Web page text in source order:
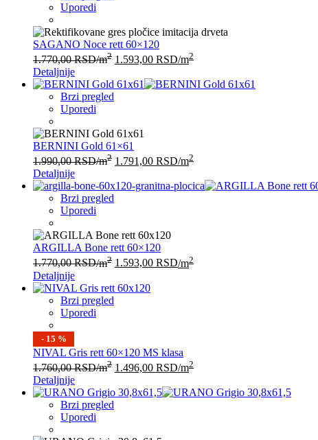
Uporedi
SAGANO Noce rett 60×120
1.770,00RSD/m2 1.593,00 RSD/m2
Detaljnije
Brzi pregled
Uporedi
BERNINI Gold 61×61
1.990,00RSD/m2 1.791,00 RSD/m2
Detaljnije
Brzi pregled
Uporedi
ARGILLA Bone rett 60×120
1.770,00RSD/m2 1.593,00 RSD/m2
Detaljnije
Brzi pregled
Uporedi
- 15 %
NIVAL Gris rett 60×120 MS klasa
1.760,00RSD/m2 1.496,00 RSD/m2
Detaljnije
Brzi pregled
Uporedi